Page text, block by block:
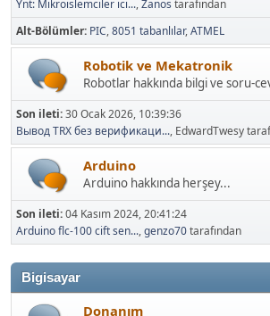
Alt-Bölümler PIC 8051 tabanlılar ATMEL
Robotik ve Mekatronik
Robotlar hakkında bilgi ve soru-
Son ileti:30 Ocak 2026, 10:39:36
Вывод TRX без верификаци..., EdwardTwesy
Arduino
Arduino hakkında herşey...
Son ileti:04 Kasım 2024, 20:41:24
Arduino flc-100 cift sen...,genzo70
Bigisayar
Donanım